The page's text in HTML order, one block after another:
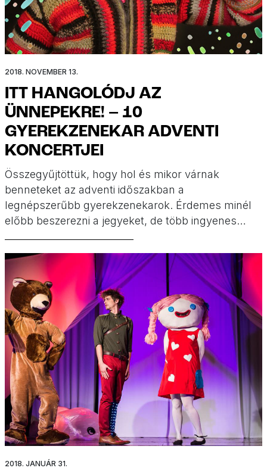
2018. NOVEMBER 13.
ITT HANGOLÓDJ AZ
ÜNNEPEKRE! – 10
GYEREKZENEKAR ADVENTI
KONCERTJEI
Összegyűjtöttük, hogy hol és mikor várnak
benneteket az adventi időszakban a
legnépszerűbb gyerekzenekarok. Érdemes minél
előbb beszerezni a jegyeket, de több ingyenes
2018. JANUÁR 31.